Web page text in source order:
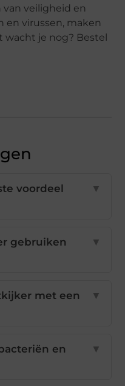
veiligheid en
en virussen, maken
wacht je nog? Bestel
voordeel
▼
gebruiken
▼
met een
▼
en
▼